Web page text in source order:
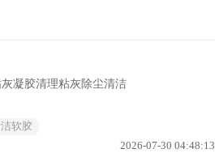
凝胶清理粘灰除尘清洁
软胶
2026-07-30 04:48:13